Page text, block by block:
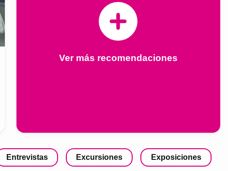
Ver más recomendaciones
Entrevistas Excursiones Exposiciones